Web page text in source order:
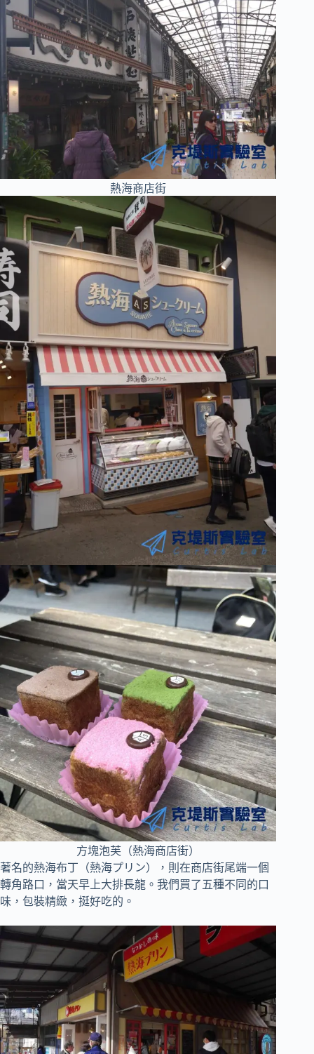
熱海商店街
方塊泡芙（熱海商店街）
著名的熱海布丁（熱海プリン），則在商店街尾端一個
轉角路口，當天早上大排長龍。我們買了五種不同的口
味，包裝精緻，挺好吃的。